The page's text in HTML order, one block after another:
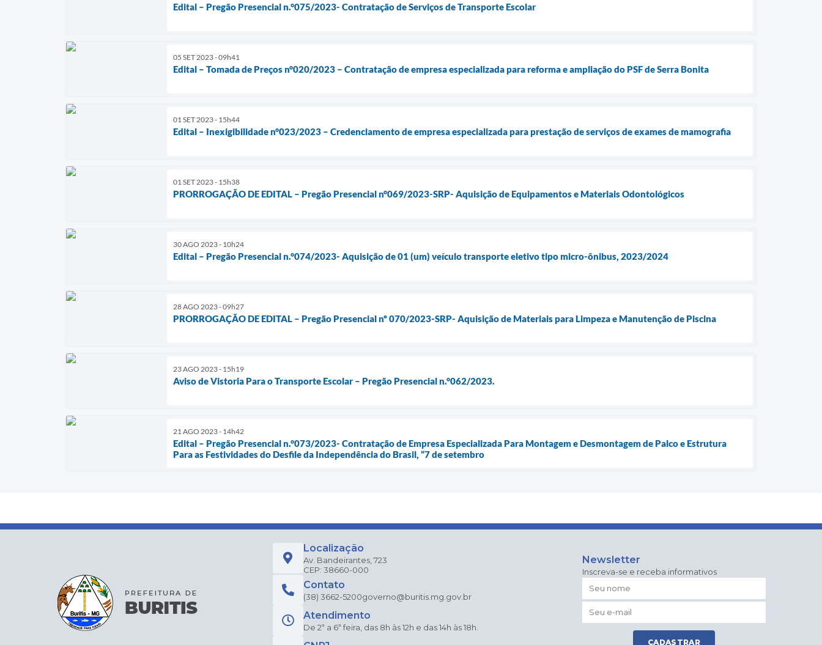
Edital – Pregão Presencial n.°075/2023- Contratação de Serviços de Transporte Escolar
05 SET 2023 - 09h41
Edital – Tomada de Preços n°020/2023 – Contratação de empresa especializada para reforma e ampliação do PSF de Serra Bonita
01 SET 2023 - 15h44
Edital – Inexigibilidade n°023/2023 – Credenciamento de empresa especializada para prestação de serviços de exames de mamografia
01 SET 2023 - 15h38
PRORROGAÇÃO DE EDITAL – Pregão Presencial n°069/2023-SRP- Aquisição de Equipamentos e Materiais Odontológicos
30 AGO 2023 - 10h24
Edital – Pregão Presencial n.°074/2023- Aquisição de 01 (um) veículo transporte eletivo tipo micro-ônibus, 2023/2024
28 AGO 2023 - 09h27
PRORROGAÇÃO DE EDITAL – Pregão Presencial nº 070/2023-SRP- Aquisição de Materiais para Limpeza e Manutenção de Piscina
23 AGO 2023 - 15h19
Aviso de Vistoria Para o Transporte Escolar – Pregão Presencial n.°062/2023.
21 AGO 2023 - 14h42
Edital – Pregão Presencial n.°073/2023- Contratação de Empresa Especializada Para Montagem e Desmontagem de Palco e Estrutura
Para as Festividades do Desfile da Independência do Brasil, “7 de setembro
Localização
Av. Bandeirantes, 723
CEP: 38660-000
Contato
(38) 3662-5200governo@buritis.mg.gov.br
Atendimento
De 2ª a 6ª feira, das 8h às 12h e das 14h às 18h.
Newsletter
Inscreva-se e receba informativos
CADASTRAR